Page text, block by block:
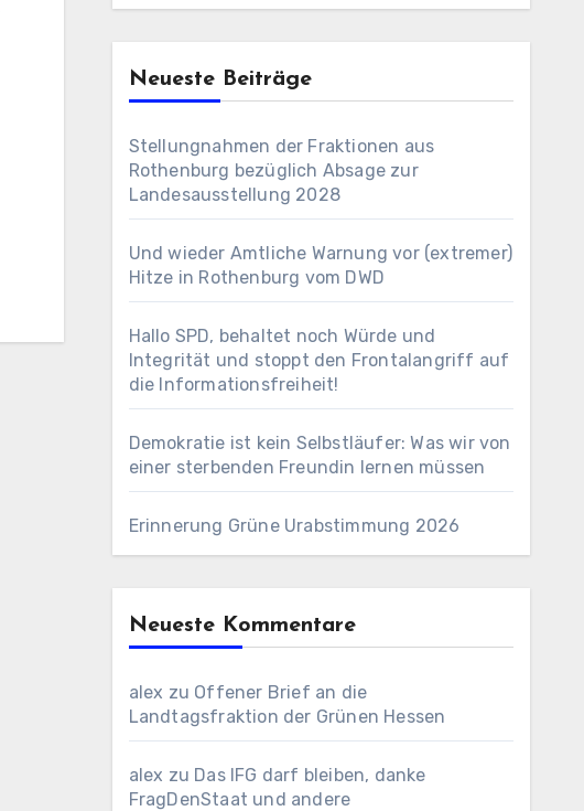
Neueste Beiträge
Stellungnahmen der Fraktionen aus
Rothenburg bezüglich Absage zur
Landesausstellung 2028
Und wieder Amtliche Warnung vor (extremer)
Hitze in Rothenburg vom DWD
Hallo SPD, behaltet noch Würde und
Integrität und stoppt den Frontalangriff auf
die Informationsfreiheit!
Demokratie ist kein Selbstläufer: Was wir von
einer sterbenden Freundin lernen müssen
Erinnerung Grüne Urabstimmung 2026
Neueste Kommentare
alex zu Offener Brief an die
Landtagsfraktion der Grünen Hessen
alex zu Das IFG darf bleiben, danke
FragDenStaat und andere